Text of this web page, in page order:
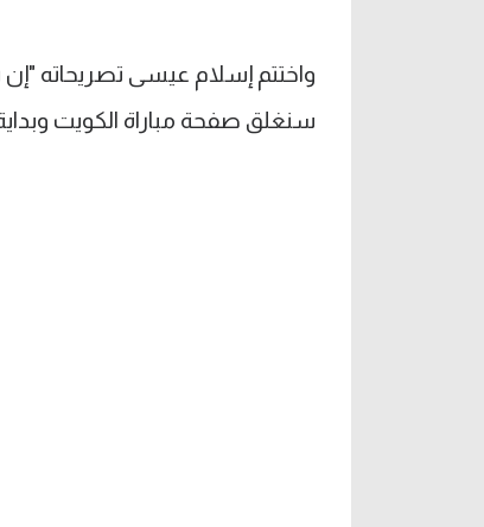
واختتم إسلام عيسى تصريحاته "إن
سنغلق صفحة مباراة الكويت